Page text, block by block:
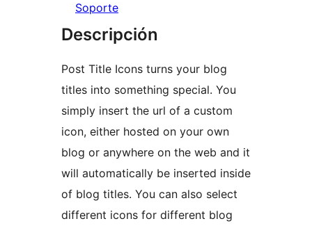
Soporte
Descripción
Post Title Icons turns your blog
titles into something special. You
simply insert the url of a custom
icon, either hosted on your own
blog or anywhere on the web and it
will automatically be inserted inside
of blog titles. You can also select
different icons for different blog